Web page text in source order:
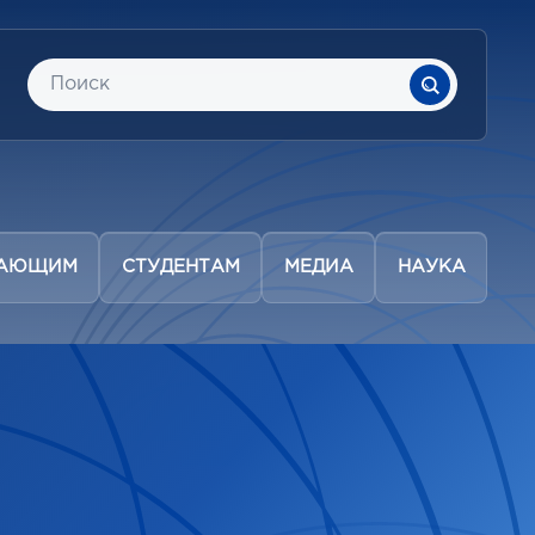
СТУДЕНТАМ МЕДИА НАУКА